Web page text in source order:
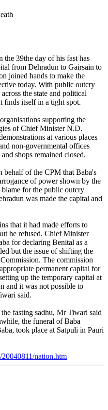
the 39the day of his fast has
from Dehradun to Gairsain to
joined hands to make the
today. With public outcry
the state and political
finds itself in a tight spot.
supporting the
of Chief Minister N.D.
at various places
non-governmental offices
shops remained closed.
behalf of the CPM that Baba's
of power shown by the
for the public outcry
was made the capital and
that it had made efforts to
he refused. Chief Minister
for declaring Benital as a
but the issue of shifting the
The commission
permanent capital for
up the temporary capital at
and it was not possible to
said.
fasting sadhu, Mr Tiwari said
the funeral of Baba
took place at Satpuli in Pauri
nation.htm